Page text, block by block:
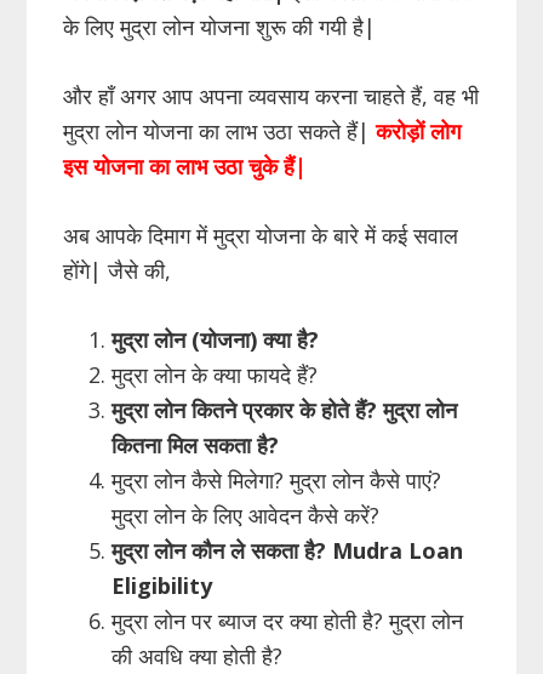
k p
के लिए मुद्रा लोन योजना शुरू की गयी है|
और हाँ अगर आप अपना व्यवसाय करना चाहते हैं, वह भी
मुद्रा लोन योजना का लाभ उठा सकते हैं|करोड़ों लोग
इस योजना का लाभ उठा चुके हैं|
अब आपके दिमाग में मुद्रा योजना के बारे में कई सवाल
होंगे| जैसे की,
मुद्रा लोन (योजना) क्या है?
मुद्रा लोन के क्या फायदे हैं?
मुद्रा लोन कितने प्रकार के होते हैं? मुद्रा लोन
कितना मिल सकता है?
मुद्रा लोन कैसे मिलेगा? मुद्रा लोन कैसे पाएं?
मुद्रा लोन के लिए आवेदन कैसे करें?
मुद्रा लोन कौन ले सकता है? Mudra Loan
Eligibility
मुद्रा लोन पर ब्याज दर क्या होती है? मुद्रा लोन
की अवधि क्या होती है?